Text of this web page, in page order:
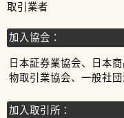
取引業者
加入協会：
日本証券業協会、日本
物取引業協会、一般社
加入取引所：